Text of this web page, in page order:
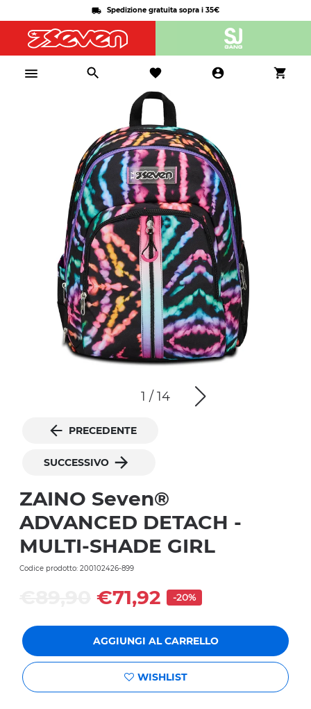
Spedizione gratuita sopra i 35€
1 / 14
PRECEDENTE
SUCCESSIVO
ZAINO Seven®
ADVANCED DETACH -
MULTI-SHADE GIRL
Codice prodotto: 200102426-899
€71,92 -20%
AGGIUNGI AL CARRELLO
WISHLIST